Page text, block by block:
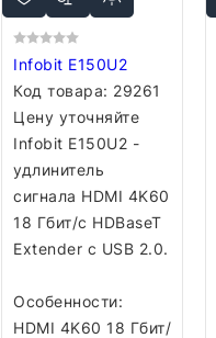
Infobit E150U2
Код товара: 29261
Цену уточняйте
Infobit E150U2 -
удлинитель
сигнала HDMI 4K60
18 Гбит/с HDBaseT
Extender с USB 2.0.
Особенности:
HDMI 4K60 18 Гбит/